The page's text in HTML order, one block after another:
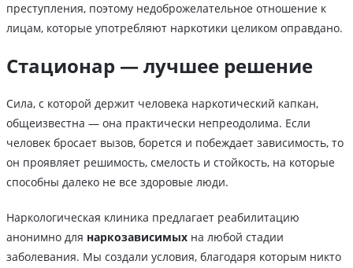
преступления, поэтому недоброжелательное отношение к
лицам, которые употребляют наркотики целиком оправдано.
Стационар — лучшее решение
Сила, с которой держит человека наркотический капкан,
общеизвестна — она практически непреодолима. Если
человек бросает вызов, борется и побеждает зависимость, то
он проявляет решимость, смелость и стойкость, на которые
способны далеко не все здоровые люди.
Наркологическая клиника предлагает реабилитацию
анонимно для наркозависимых на любой стадии
заболевания. Мы создали условия, благодаря которым никто